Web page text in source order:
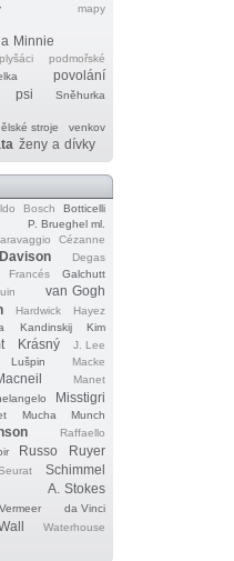
mapy
Minnie
plyšáci
podmořské
povolání
psi
Sněhurka
stroje
venkov
ženy a dívky
Bosch
Botticelli
P. Brueghel ml.
Cézanne
Davison
Degas
Francés
Galchutt
van Gogh
Hardwick
Hayez
Kandinskij Kim
Krásný
J. Lee
Lušpin Macke
Manet
Misstigri
Mucha Munch
Raffaello
Russo Ruyer
Schimmel
A. Stokes
Vermeer
da Vinci
Waterhouse